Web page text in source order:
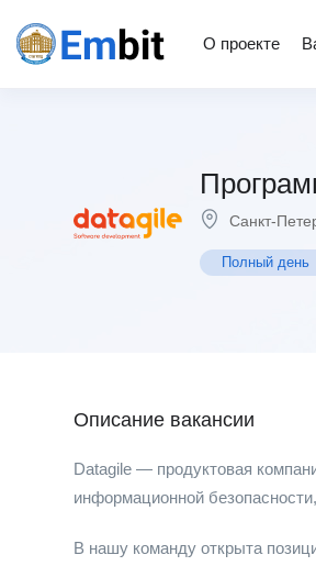
О проекте
Санкт-
Полный день
Описание вакансии
Datagile — продуктовая
информационной
В нашу команду открыта